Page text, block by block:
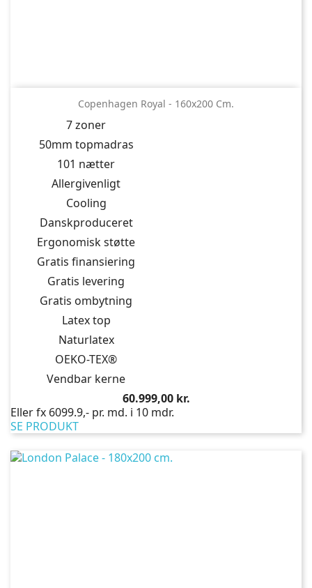
Copenhagen Royal - 160x200 Cm.
7 zoner
50mm topmadras
101 nætter
Allergivenligt
Cooling
Danskproduceret
Ergonomisk støtte
Gratis finansiering
Gratis levering
Gratis ombytning
Latex top
Naturlatex
OEKO-TEX®
Vendbar kerne
Pris
60.999,00 kr.
Eller fx 6099.9,- pr. md. i 10 mdr.
SE PRODUKT